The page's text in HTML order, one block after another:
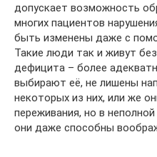
допускает возможность
многих пациентов
быть изменены даже с
Такие люди так и живут
дефицита – более
выбирают её, не лишены
некоторых из них, или же
переживания, но в
они даже способны